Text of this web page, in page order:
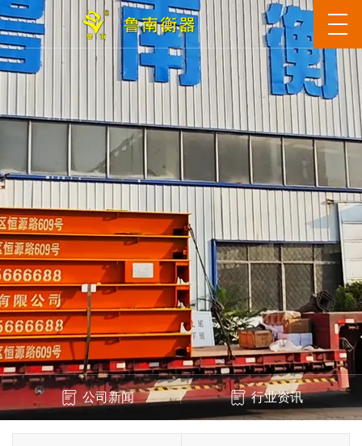
公司新闻 行业资讯